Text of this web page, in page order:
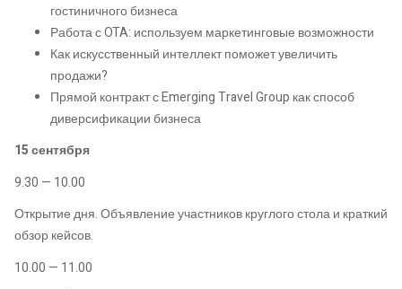
гостиничного бизнеса
Работа с OTA: используем маркетинговые возможности
Как искусственный интеллект поможет увеличить
продажи?
Прямой контракт с Emerging Travel Group как способ
диверсификации бизнеса
15 сентября
9.30 — 10.00
Открытие дня. Объявление участников круглого стола и краткий
обзор кейсов.
10.00 — 11.00